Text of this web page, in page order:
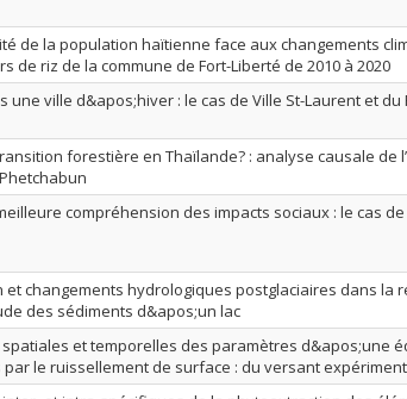
de la population haïtienne face aux changements
de riz de la commune de Fort-Liberté de 2010 à 2020
une ville d&apos;hiver : le cas de Ville St-Laurent et du
forestière en Thaïlande? : analyse causale de
compréhension des impacts sociaux : le cas
et changements hydrologiques postglaciaires dans la
des sédiments d&apos;un lac
et temporelles des paramètres d&apos;une
par le ruissellement de surface : du versant